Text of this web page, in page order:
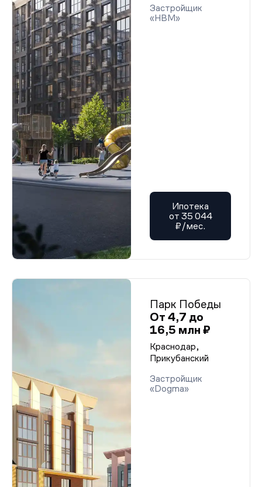
Застройщик
«НВМ»
Ипотека
от 35 044
₽/мес.
Парк Победы
От 4,7 до
16,5 млн ₽
Краснодар,
Прикубанский
Застройщик
«Dogma»